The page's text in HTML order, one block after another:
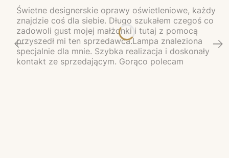
Świetne designerskie oprawy oświetleniowe, każdy
znajdzie coś dla siebie. Długo szukałem czegoś co
zadowoli gust mojej małżonki i tutaj z pomocą
przyszedł mi ten sprzedawca.Lampa znaleziona
specjalnie dla mnie. Szybka realizacja i doskonały
kontakt ze sprzedającym. Gorąco polecam